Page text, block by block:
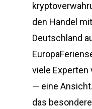
den Handel
Deutschland
viele Experten
— eine
das